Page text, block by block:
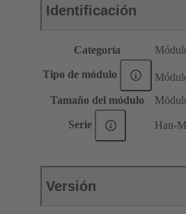
Identificación
Categoría
Tipo de módulo
Tamaño del módulo
Serie Han-
Versión